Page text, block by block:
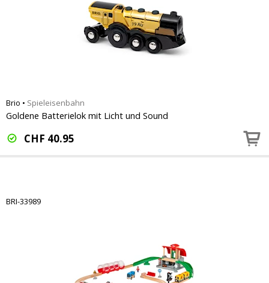
Brio • Spieleisenbahn
Goldene Batterielok mit Licht und Sound
CHF 40.95
BRI-33989